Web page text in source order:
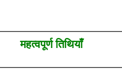
महत्वपूर्ण तिथियाँ